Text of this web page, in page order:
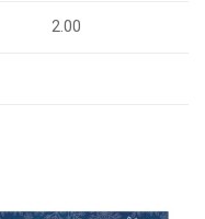
2.00